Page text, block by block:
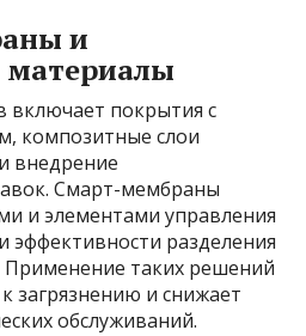
и
включает покрытия с
композитные слои
внедрение
Смарт-мембраны
и элементами управления
эффективности разделения
таких решений
загрязнению и снижает
обслуживаний.